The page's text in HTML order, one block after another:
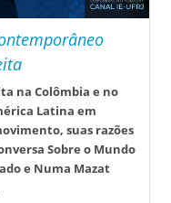
na Colômbia e no
Latina em
suas razões
Sobre o Mundo
e Numa Mazat